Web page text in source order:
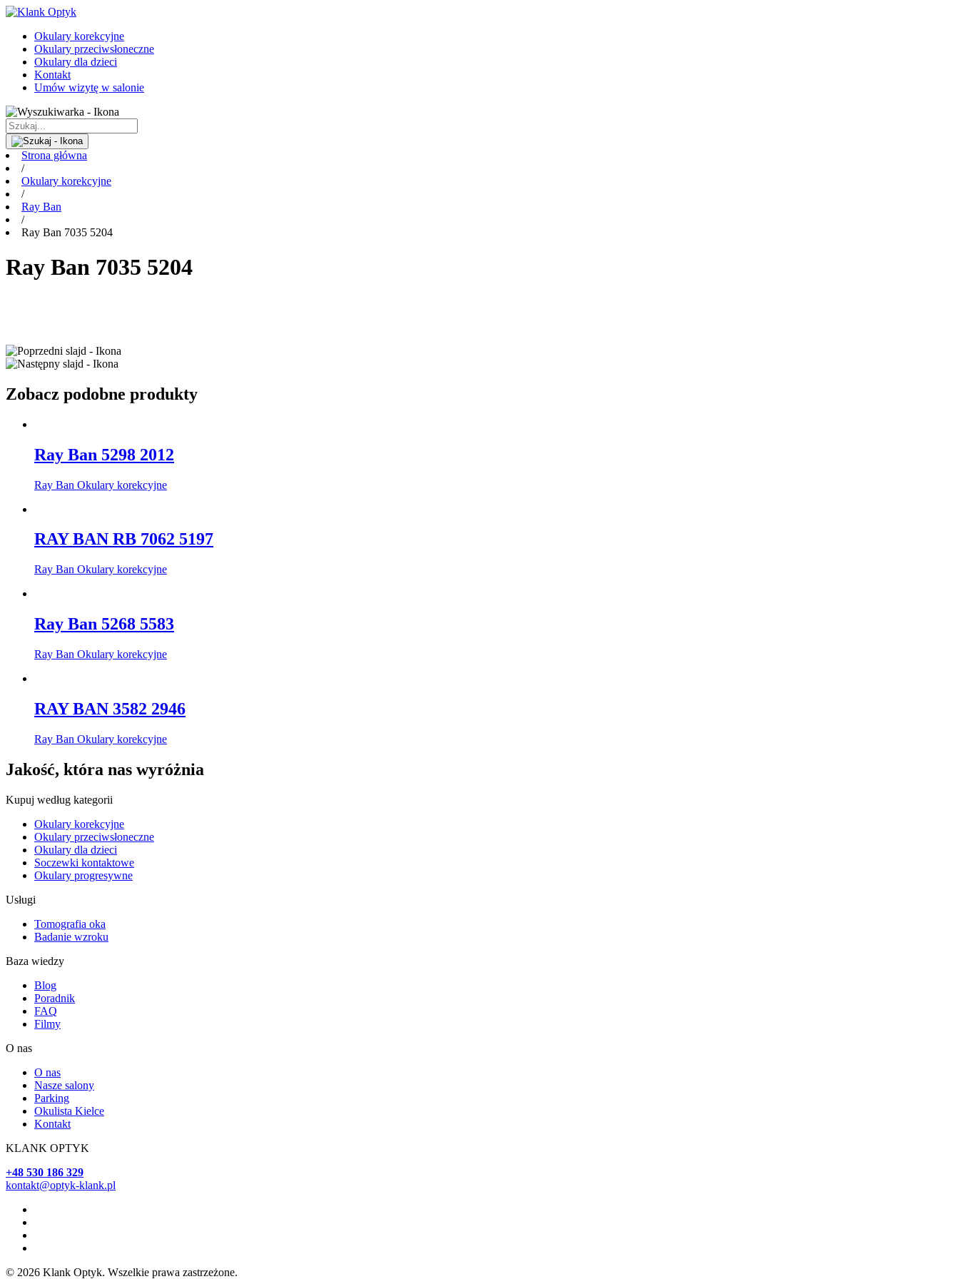
Okulary korekcyjne
Okulary przeciwsłoneczne
Okulary dla dzieci
Kontakt
Umów wizytę w salonie
Strona główna
/
Okulary korekcyjne
/
Ray Ban
/
Ray Ban 7035 5204
Ray Ban 7035 5204
Zobacz podobne produkty
Ray Ban 5298 2012
Ray Ban Okulary korekcyjne
RAY BAN RB 7062 5197
Ray Ban Okulary korekcyjne
Ray Ban 5268 5583
Ray Ban Okulary korekcyjne
RAY BAN 3582 2946
Ray Ban Okulary korekcyjne
Jakość, która nas wyróżnia
Kupuj według kategorii
Okulary korekcyjne
Okulary przeciwsłoneczne
Okulary dla dzieci
Soczewki kontaktowe
Okulary progresywne
Usługi
Tomografia oka
Badanie wzroku
Baza wiedzy
Blog
Poradnik
FAQ
Filmy
O nas
O nas
Nasze salony
Parking
Okulista Kielce
Kontakt
KLANK OPTYK
+48 530 186 329
kontakt@optyk-klank.pl
© 2026 Klank Optyk. Wszelkie prawa zastrzeżone.